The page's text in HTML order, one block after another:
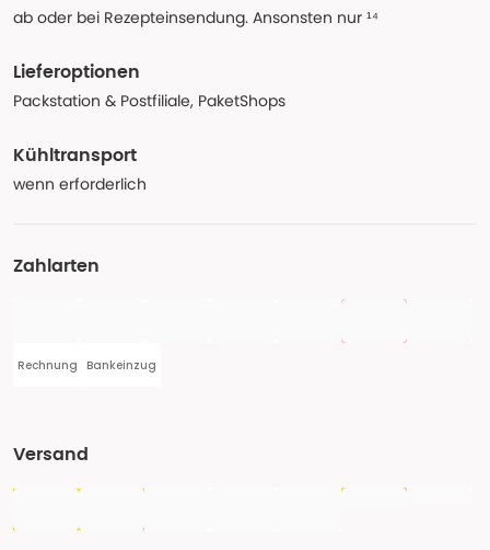
ab oder bei Rezepteinsendung. Ansonsten nur ¹⁴
Lieferoptionen
Packstation & Postfiliale, PaketShops
Kühltransport
wenn erforderlich
Zahlarten
Rechnung Bankeinzug
Versand